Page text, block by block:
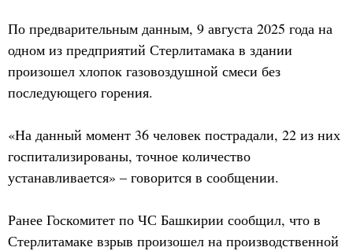
По предварительным данным, 9 августа 2025 года на
одном из предприятий Стерлитамака в здании
произошел хлопок газовоздушной смеси без
последующего горения.
«На данный момент 36 человек пострадали, 22 из них
госпитализированы, точное количество
устанавливается» – говорится в сообщении.
Ранее Госкомитет по ЧС Башкирии сообщил, что в
Стерлитамаке взрыв произошел на производственной